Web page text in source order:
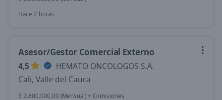
Hace 2 horas
Asesor/Gestor Comercial Externo
4,5
HEMATO ONCOLOGOS S.A.
Cali, Valle del Cauca
$ 2.800.000,00 (Mensual) + Comisiones